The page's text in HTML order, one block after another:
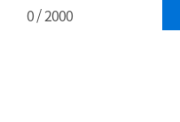
0/ 2000